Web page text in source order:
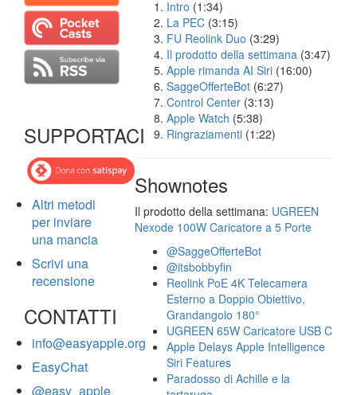
SUPPORTACI
Altri metodi
per inviare
una mancia
Scrivi una
recensione
CONTATTI
info@easyapple.org
EasyChat
@easy_apple
Intro (1:34)
La PEC (3:15)
FU Reolink Duo (3:29)
Il prodotto della settimana (3:47)
Apple rimanda AI Siri (16:00)
SaggeOfferteBot (6:27)
Control Center (3:13)
Apple Watch (5:38)
Ringraziamenti (1:22)
Shownotes
Il prodotto della settimana: UGREEN
Nexode 100W Caricatore a 5 Porte
@SaggeOfferteBot
@itsbobbyfin
Reolink PoE 4K Telecamera
Esterno a Doppio Obiettivo,
Grandangolo 180°
UGREEN 65W Caricatore USB C
Apple Delays Apple Intelligence
Siri Features
Paradosso di Achille e la